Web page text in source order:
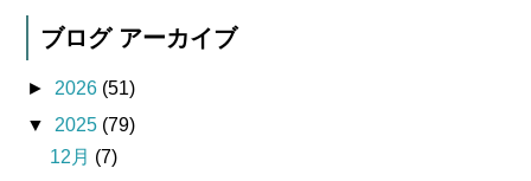
ブログ アーカイブ
► 2026 (51)
▼ 2025 (79)
12月 (7)